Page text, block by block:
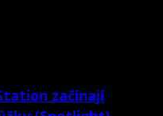
začínají